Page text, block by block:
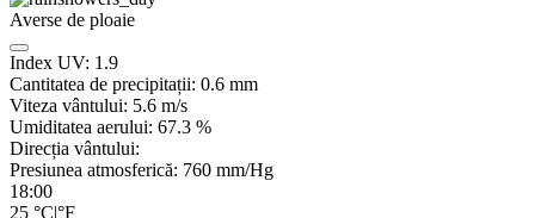
Averse de ploaie
Index UV: 1.9
Cantitatea de precipitații: 0.6 mm
Viteza vântului: 5.6 m/s
Umiditatea aerului: 67.3 %
Direcția vântului:
Presiunea atmosferică: 760 mm/Hg
18:00
25 °C|°F